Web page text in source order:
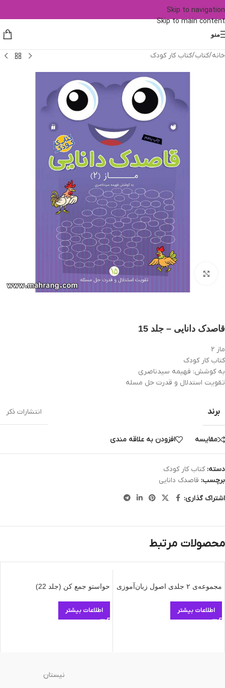
Skip to navigation
Skip to main content
منو
خانه/کتاب/کتاب کار کودک
بزرگنمایی تصویر
قاصدک دانایی – جلد 15
ماز 2
کتاب کار کودک
به کوشش: فهیمه سیدناصری
تقویت استدلال و قدرت حل مسله
برند انتشارات ذکر
مقایسه افزودن به علاقه مندی
دسته: کتاب کار کودک
برچسب: قاصدک دانایی
اشتراک گذاری:
محصولات مرتبط
مجموعه‌ی ۲ جلدی اصول زبان‌آموزی
اطلاعات بیشتر
حواستو جمع کن (جلد 22)
اطلاعات بیشتر
نیستان